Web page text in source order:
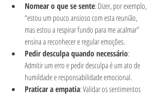
Nomear o que se sente: Dizer, por exemplo,
“estou um pouco ansioso com esta reunião,
mas estou a respirar fundo para me acalmar”
ensina a reconhecer e regular emoções.
Pedir desculpa quando necessário:
Admitir um erro e pedir desculpa é um ato de
humildade e responsabilidade emocional.
Praticar a empatia: Validar os sentimentos